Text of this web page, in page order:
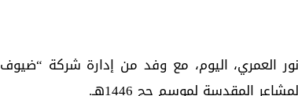
العمري، اليوم، مع وفد من إدارة شركة “ضيوف